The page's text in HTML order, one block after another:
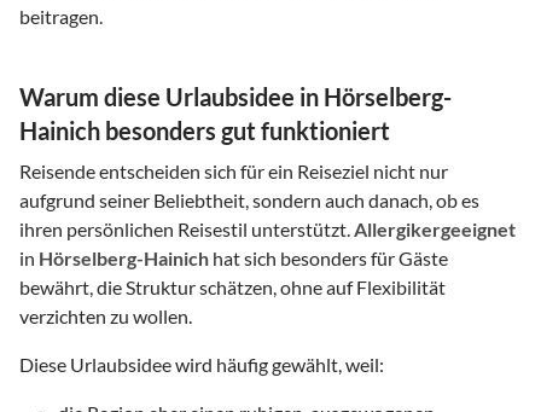
beitragen.
Warum diese Urlaubsidee in Hörselberg-
Hainich besonders gut funktioniert
Reisende entscheiden sich für ein Reiseziel nicht nur
aufgrund seiner Beliebtheit, sondern auch danach, ob es
ihren persönlichen Reisestil unterstützt.Allergikergeeignet
in Hörselberg-Hainich hat sich besonders für Gäste
bewährt, die Struktur schätzen, ohne auf Flexibilität
verzichten zu wollen.
Diese Urlaubsidee wird häufig gewählt, weil: